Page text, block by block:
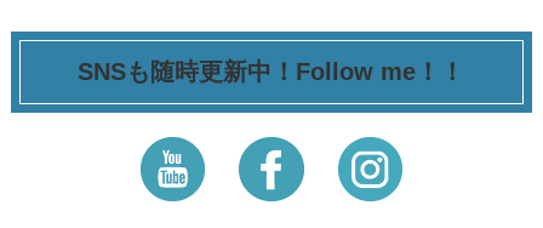
SNSも随時更新中！Follow me！！